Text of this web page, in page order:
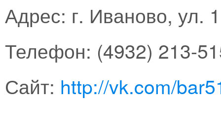
Адрес: г. Иваново, ул.
Телефон: (4932) 213-
Сайт: http://vk.com/